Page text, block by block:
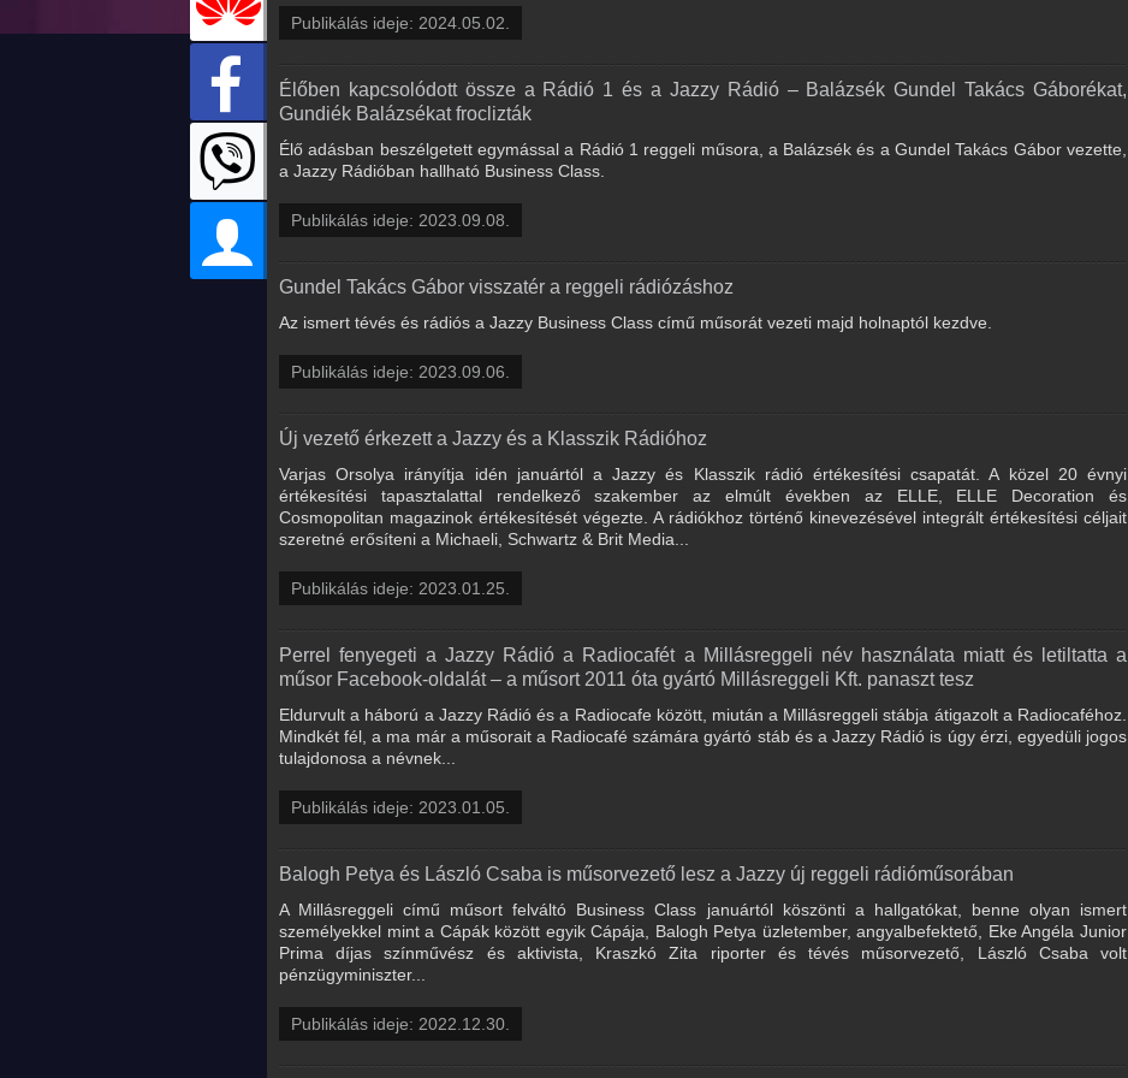
Publikálás ideje: 2024.05.02.
Élőben kapcsolódott össze a Rádió 1 és a Jazzy Rádió – Balázsék Gundel Takács Gáborékat,
Gundiék Balázsékat froclizták
Élő adásban beszélgetett egymással a Rádió 1 reggeli műsora, a Balázsék és a Gundel Takács Gábor vezette,
a Jazzy Rádióban hallható Business Class.
Publikálás ideje: 2023.09.08.
Gundel Takács Gábor visszatér a reggeli rádiózáshoz
Az ismert tévés és rádiós a Jazzy Business Class című műsorát vezeti majd holnaptól kezdve.
Publikálás ideje: 2023.09.06.
Új vezető érkezett a Jazzy és a Klasszik Rádióhoz
Varjas Orsolya irányítja idén januártól a Jazzy és Klasszik rádió értékesítési csapatát. A közel 20 évnyi
értékesítési tapasztalattal rendelkező szakember az elmúlt években az ELLE, ELLE Decoration és
Cosmopolitan magazinok értékesítését végezte. A rádiókhoz történő kinevezésével integrált értékesítési céljait
szeretné erősíteni a Michaeli, Schwartz & Brit Media...
Publikálás ideje: 2023.01.25.
Perrel fenyegeti a Jazzy Rádió a Radiocafét a Millásreggeli név használata miatt és letiltatta a
műsor Facebook-oldalát – a műsort 2011 óta gyártó Millásreggeli Kft. panaszt tesz
Eldurvult a háború a Jazzy Rádió és a Radiocafe között, miután a Millásreggeli stábja átigazolt a Radiocaféhoz.
Mindkét fél, a ma már a műsorait a Radiocafé számára gyártó stáb és a Jazzy Rádió is úgy érzi, egyedüli jogos
tulajdonosa a névnek...
Publikálás ideje: 2023.01.05.
Balogh Petya és László Csaba is műsorvezető lesz a Jazzy új reggeli rádióműsorában
A Millásreggeli című műsort felváltó Business Class januártól köszönti a hallgatókat, benne olyan ismert
személyekkel mint a Cápák között egyik Cápája, Balogh Petya üzletember, angyalbefektető, Eke Angéla Junior
Prima díjas színművész és aktivista, Kraszkó Zita riporter és tévés műsorvezető, László Csaba volt
pénzügyminiszter...
Publikálás ideje: 2022.12.30.